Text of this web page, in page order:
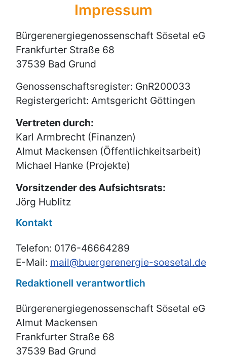
Impressum
Bürgerenergiegenossenschaft Sösetal eG
Frankfurter Straße 68
37539 Bad Grund
Genossenschaftsregister: GnR200033
Registergericht: Amtsgericht Göttingen
Vertreten durch:
Karl Armbrecht (Finanzen)
Almut Mackensen (Öffentlichkeitsarbeit)
Michael Hanke (Projekte)
Vorsitzender des Aufsichtsrats:
Jörg Hublitz
Kontakt
Telefon: 0176-46664289
E-Mail: mail@buergerenergie-soesetal.de
Redaktionell verantwortlich
Bürgerenergiegenossenschaft Sösetal eG
Almut Mackensen
Frankfurter Straße 68
37539 Bad Grund